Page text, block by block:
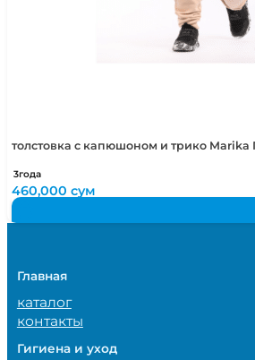
толстовка с капюшоном и трико Marika
3года
460,000сум
Главная
каталог
контакты
Гигиена и уход